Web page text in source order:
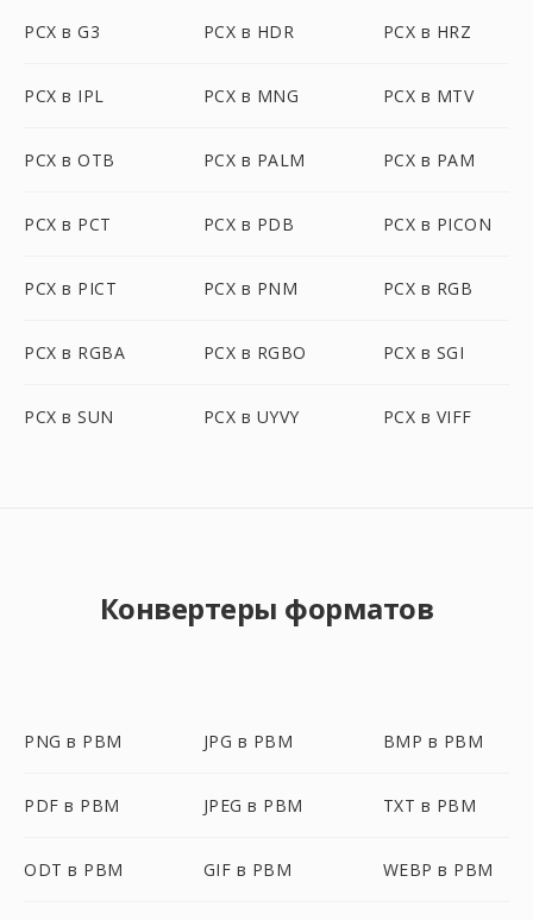
PCX в G3 PCX в HDR PCX в HRZ
PCX в IPL PCX в MNG PCX в MTV
PCX в OTB PCX в PALM PCX в PAM
PCX в PCT PCX в PDB PCX в PICON
PCX в PICT PCX в PNM PCX в RGB
PCX в RGBA PCX в RGBO PCX в SGI
PCX в SUN PCX в UYVY PCX в VIFF
Конвертеры форматов
PNG в PBM JPG в PBM BMP в PBM
PDF в PBM JPEG в PBM TXT в PBM
ODT в PBM GIF в PBM WEBP в PBM